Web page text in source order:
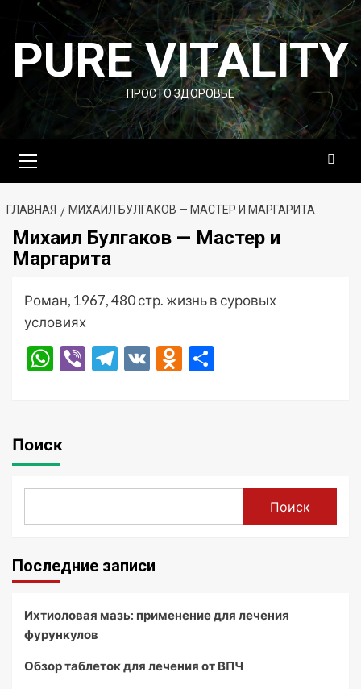
Перейти
содержимому
PURE VITALITY
ПРОСТО ЗДОРОВЬЕ
меню
ГЛАВНАЯ МИХАИЛ БУЛГАКОВ — МАСТЕР И МАРГАРИТА
Михаил Булгаков — Мастер и
Маргарита
Роман, 1967, 480 стр. жизнь в суровых
условиях
WhatsApp
ViberTelegram
VK Odnoklassniki
Поиск
Поиск
Последние записи
Ихтиоловая мазь: применение для лечения
фурункулов
Обзор таблеток для лечения от ВПЧ